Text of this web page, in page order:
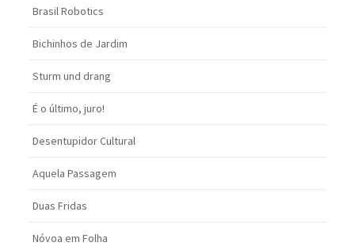
Brasil Robotics
Bichinhos de Jardim
Sturm und drang
É o último, juro!
Desentupidor Cultural
Aquela Passagem
Duas Fridas
Nóvoa em Folha